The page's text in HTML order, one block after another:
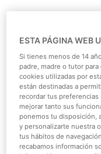
¡No te pierdas
Recibe
proyectos
ESTA PÁGINA WEB
Si tienes menos de 14
padre, madre o tutor
cookies utilizadas por
están destinadas a
recordar tus preferencias
mejorar tanto sus
ponemos tu disposición,
y personalizarte nuestra
tus hábitos de
recabamos información